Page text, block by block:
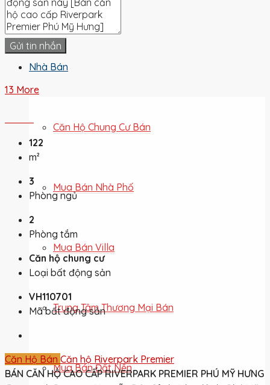
Cho Thuê
Nhà Bán
Căn Hộ Chung Cư Bán
Mua Bán Nhà Phố
Mua Bán Villa
Trung Tâm Thương Mại Bán
Mua Bán Đất Nền
Gửi tin nhắn
13 More
122
m²
3
Phòng ngủ
2
Phòng tắm
Căn hộ chung cư
Loại bất động sản
VH110701
Mã bất động sản
Căn Hộ Bán Căn hộ Riverpark Premier
BÁN CĂN HỘ CAO CẤP RIVERPARK PREMIER PHÚ MỸ HƯNG